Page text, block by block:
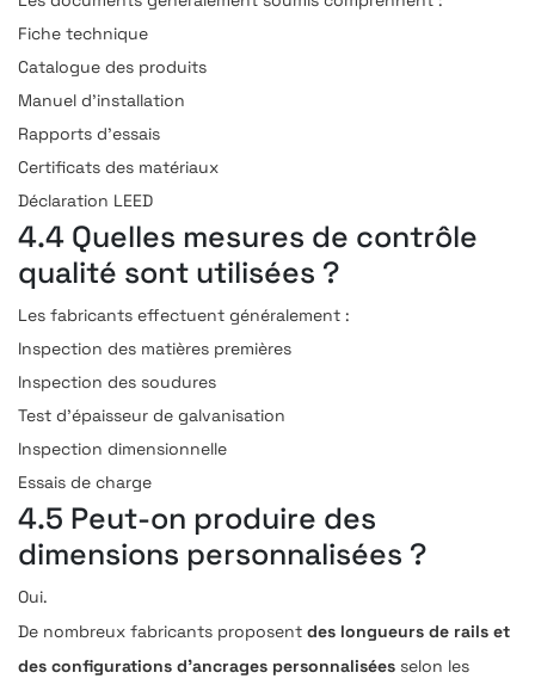
Fiche technique
Catalogue des produits
Manuel d’installation
Rapports d’essais
Certificats des matériaux
Déclaration LEED
4.4 Quelles mesures de contrôle
qualité sont utilisées ?
Les fabricants effectuent généralement :
Inspection des matières premières
Inspection des soudures
Test d’épaisseur de galvanisation
Inspection dimensionnelle
Essais de charge
4.5 Peut-on produire des
dimensions personnalisées ?
Oui.
De nombreux fabricants proposent des longueurs de rails et
des configurations d’ancrages personnalisées selon les